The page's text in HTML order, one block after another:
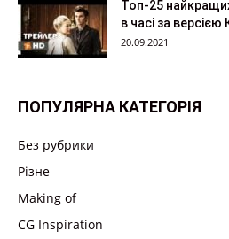
Топ-25
в часі за
20.09.2021
ПОПУЛЯРНА КАТЕГОРІЯ
Без рубрики
Різне
Making of
CG Inspiration